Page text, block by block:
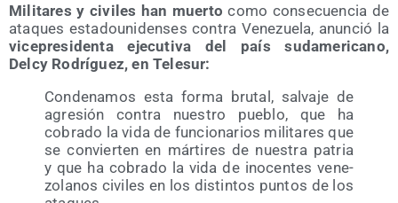
Mili­ta­res y civi­les han muer­to como con­se­cuen­cia de
ata­ques esta­dou­ni­den­ses con­tra Vene­zue­la, anun­ció la
vice­pre­si­den­ta eje­cu­ti­va del país sud­ame­ri­cano,
Delcy Rodrí­guez, en Telesur:
Con­de­na­mos esta for­ma bru­tal, sal­va­je de
agre­sión con­tra nues­tro pue­blo, que ha
cobra­do la vida de fun­cio­na­rios mili­ta­res que
se con­vier­ten en már­ti­res de nues­tra patria
y que ha cobra­do la vida de ino­cen­tes vene­
zo­la­nos civi­les en los dis­tin­tos pun­tos de los